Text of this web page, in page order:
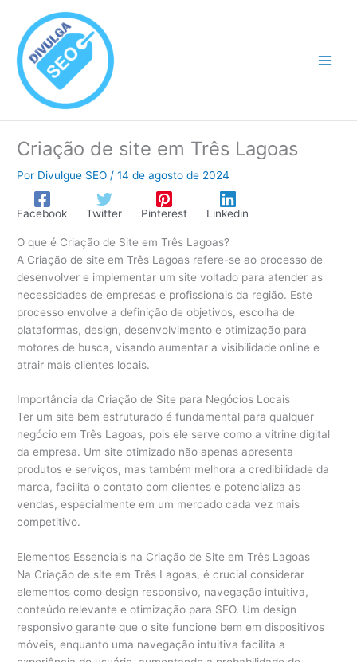
conteúdo
Criação de site em Três Lagoas
Por Divulgue SEO /14 de agosto de 2024
Facebook Twitter Pinterest Linkedin
O que é Criação de Site em Três Lagoas?
A Criação de site em Três Lagoas refere-se ao processo de
desenvolver e implementar um site voltado para atender as
necessidades de empresas e profissionais da região. Este
processo envolve a definição de objetivos, escolha de
plataformas, design, desenvolvimento e otimização para
motores de busca, visando aumentar a visibilidade online e
atrair mais clientes locais.
Importância da Criação de Site para Negócios Locais
Ter um site bem estruturado é fundamental para qualquer
negócio em Três Lagoas, pois ele serve como a vitrine digital
da empresa. Um site otimizado não apenas apresenta
produtos e serviços, mas também melhora a credibilidade da
marca, facilita o contato com clientes e potencializa as
vendas, especialmente em um mercado cada vez mais
competitivo.
Elementos Essenciais na Criação de Site em Três Lagoas
Na Criação de site em Três Lagoas, é crucial considerar
elementos como design responsivo, navegação intuitiva,
conteúdo relevante e otimização para SEO. Um design
responsivo garante que o site funcione bem em dispositivos
móveis, enquanto uma navegação intuitiva facilita a